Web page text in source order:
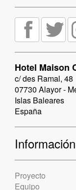
Hotel Maison
c/ des Ramal, 48
07730 Alayor -
Islas Baleares
España
Información
Proyecto
Equipo